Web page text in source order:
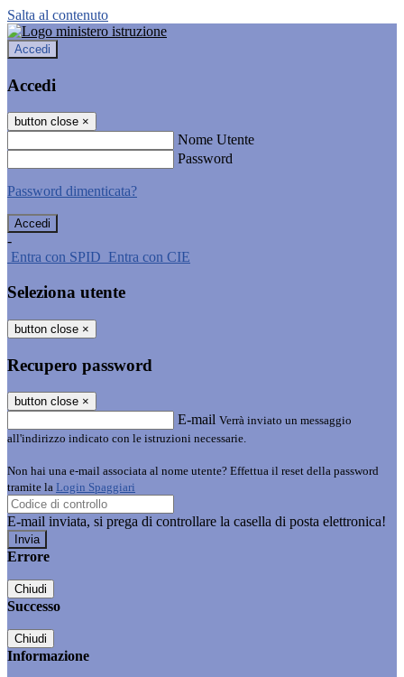
Salta al contenuto
Accedi
Accedi
button close ×
Nome Utente
Password
Password dimenticata?
-
Entra con SPID Entra con CIE
Seleziona utente
button close ×
Recupero password
button close ×
E-mail Verrà inviato un messaggio
all'indirizzo indicato con le istruzioni necessarie.
Non hai una e-mail associata al nome utente? Effettua il reset della password
tramite la Login Spaggiari
E-mail inviata, si prega di controllare la casella di posta elettronica!
Errore
Chiudi
Successo
Chiudi
Informazione